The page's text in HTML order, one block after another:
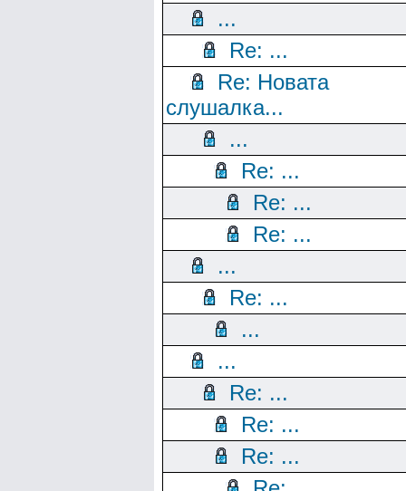
...
Re: ...
Re: Новата
слушалка...
...
Re: ...
Re: ...
Re: ...
...
Re: ...
...
...
Re: ...
Re: ...
Re: ...